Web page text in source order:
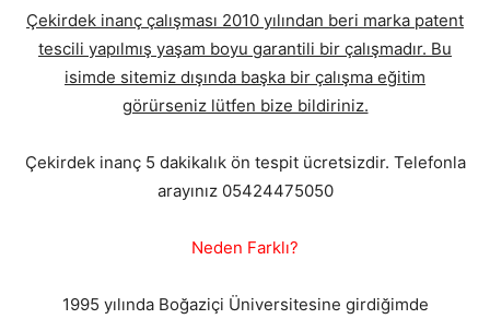
Çekirdek inanç çalışması 2010 yılından beri marka patent
tescili yapılmış yaşam boyu garantili bir çalışmadır. Bu
isimde sitemiz dışında başka bir çalışma eğitim
görürseniz lütfen bize bildiriniz.
Çekirdek inanç 5 dakikalık ön tespit ücretsizdir. Telefonla
arayınız 05424475050
Neden Farklı?
1995 yılında Boğaziçi Üniversitesine girdiğimde